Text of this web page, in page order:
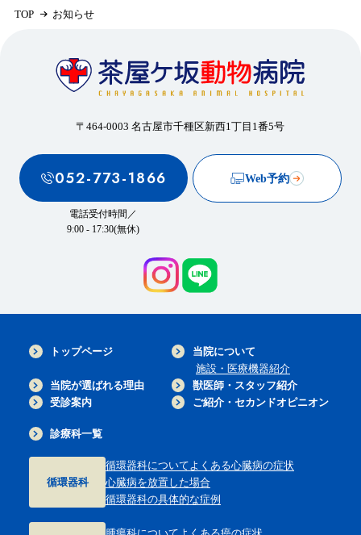
TOP お知らせ
〒464-0003 名古屋市千種区新西1丁目1番5号
052-773-1866
電話受付時間／
9:00 - 17:30(無休)
Web予約
トップページ
当院について
施設・医療機器紹介
当院が選ばれる理由
獣医師・スタッフ紹介
受診案内
ご紹介・セカンドオピニオン
診療科一覧
循環器科
循環器科についてよくある心臓病の症状
心臓病を放置した場合
循環器科の具体的な症例